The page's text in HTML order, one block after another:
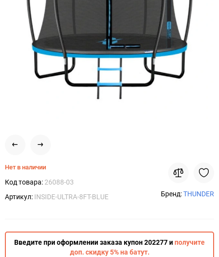
Нет в наличии
Код товара: 26088-03
Артикул: INSIDE-ULTRA-8FT-BLUE Бренд:THUNDER
Введите при оформлении заказа купон 202277 иполучите
доп. скидку 5% на батут.